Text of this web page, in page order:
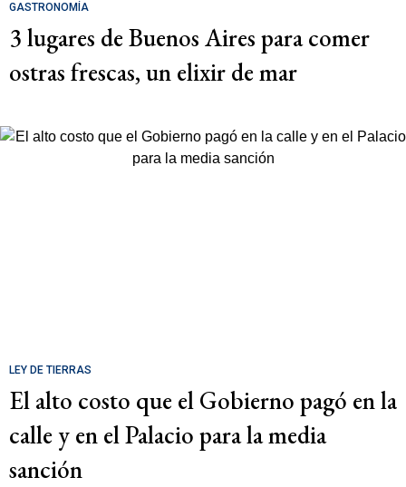
GASTRONOMÍA
3 lugares de Buenos Aires para comer
ostras frescas, un elixir de mar
LEY DE TIERRAS
El alto costo que el Gobierno pagó en la
calle y en el Palacio para la media
sanción